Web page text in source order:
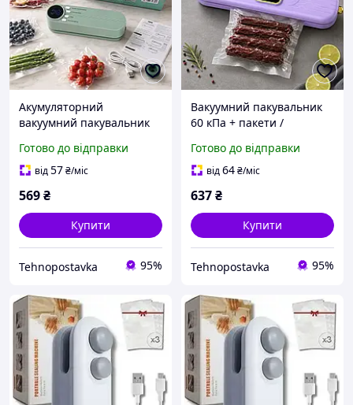
Акумуляторний
вакуумний пакувальник
Готово до відправки
від57₴/міс
569₴
Купити
Tehnopostavka 95%
Вакуумний пакувальник
60 кПа + пакети /
для зберігання харчових
продуктів 2 режими:
Готово до відправки
від64₴/міс
637₴
Купити
Tehnopostavka 95%